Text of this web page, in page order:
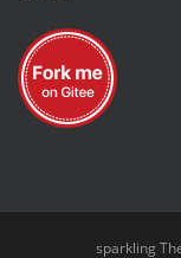
sparkling